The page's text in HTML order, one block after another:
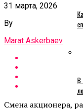
В
31 марта, 2026
By
Marat Askerbaev
Смена акционера,